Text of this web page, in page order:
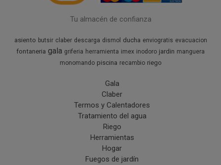
Tu almacén de confianza
asiento butsir claber descarga dismol ducha enviogratis evacuacion
fontaneria gala griferia herramienta imex inodoro jardin manguera
monomando piscina recambio riego
Gala
Claber
Termos y Calentadores
Tratamiento del agua
Riego
Herramientas
Hogar
Fuegos de jardín